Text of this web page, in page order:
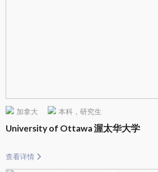
加拿大 本科，研究生
University of Ottawa 渥太华大学
查看详情